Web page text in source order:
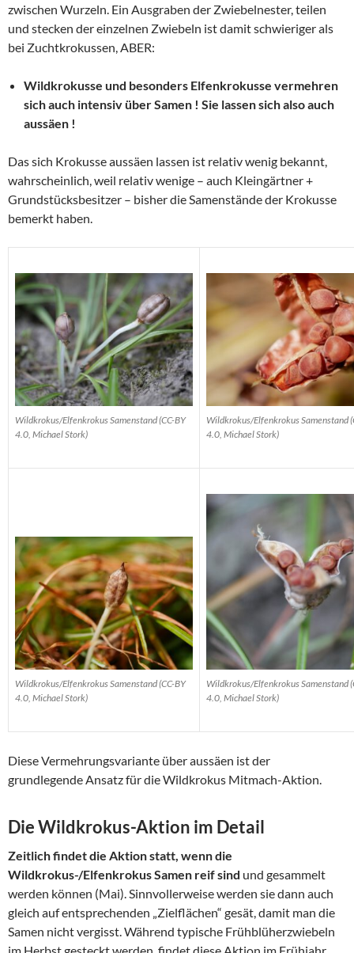
zwischen Wurzeln. Ein Ausgraben der Zwiebelnester, teilen
und stecken der einzelnen Zwiebeln ist damit schwieriger als
bei Zuchtkrokussen, ABER:
Wildkrokusse und besonders Elfenkrokusse vermehren
sich auch intensiv über Samen ! Sie lassen sich also auch
aussäen !
Das sich Krokusse aussäen lassen ist relativ wenig bekannt,
wahrscheinlich, weil relativ wenige – auch Kleingärtner +
Grundstücksbesitzer – bisher die Samenstände der Krokusse
bemerkt haben.
Wildkrokus/Elfenkrokus Samenstand (CC-BY
4.0, Michael Stork)
Wildkrokus/Elfenkrokus Samenstand
4.0, Michael Stork)
Wildkrokus/Elfenkrokus Samenstand (CC-BY
4.0, Michael Stork)
Wildkrokus/Elfenkrokus Samenstand
4.0, Michael Stork)
Diese Vermehrungsvariante über aussäen ist der
grundlegende Ansatz für die Wildkrokus Mitmach-Aktion.
Die Wildkrokus-Aktion im Detail
Zeitlich findet die Aktion statt, wenn die
Wildkrokus-/Elfenkrokus Samen reif sind und gesammelt
werden können (Mai). Sinnvollerweise werden sie dann auch
gleich auf entsprechenden „Zielflächen“ gesät, damit man die
Samen nicht vergisst. Während typische Frühblüherzwiebeln
im Herbst gesteckt werden, findet diese Aktion im Frühjahr